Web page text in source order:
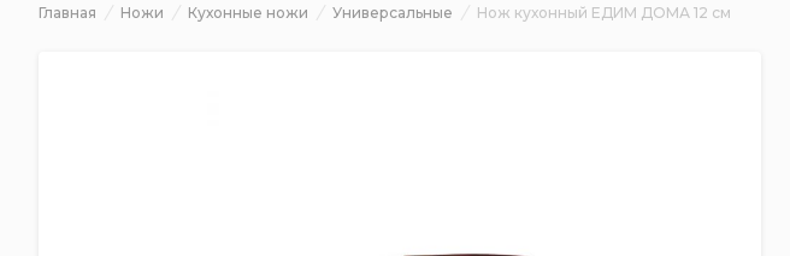
Главная Ножи Кухонные ножи Универсальные Нож кухонный ЕДИМ ДОМА 12 см